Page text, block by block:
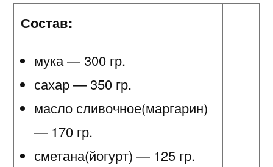
Состав:
мука — 300 гр.
сахар — 350 гр.
масло сливочное(маргарин)
— 170 гр.
сметана(йогурт) — 125 гр.